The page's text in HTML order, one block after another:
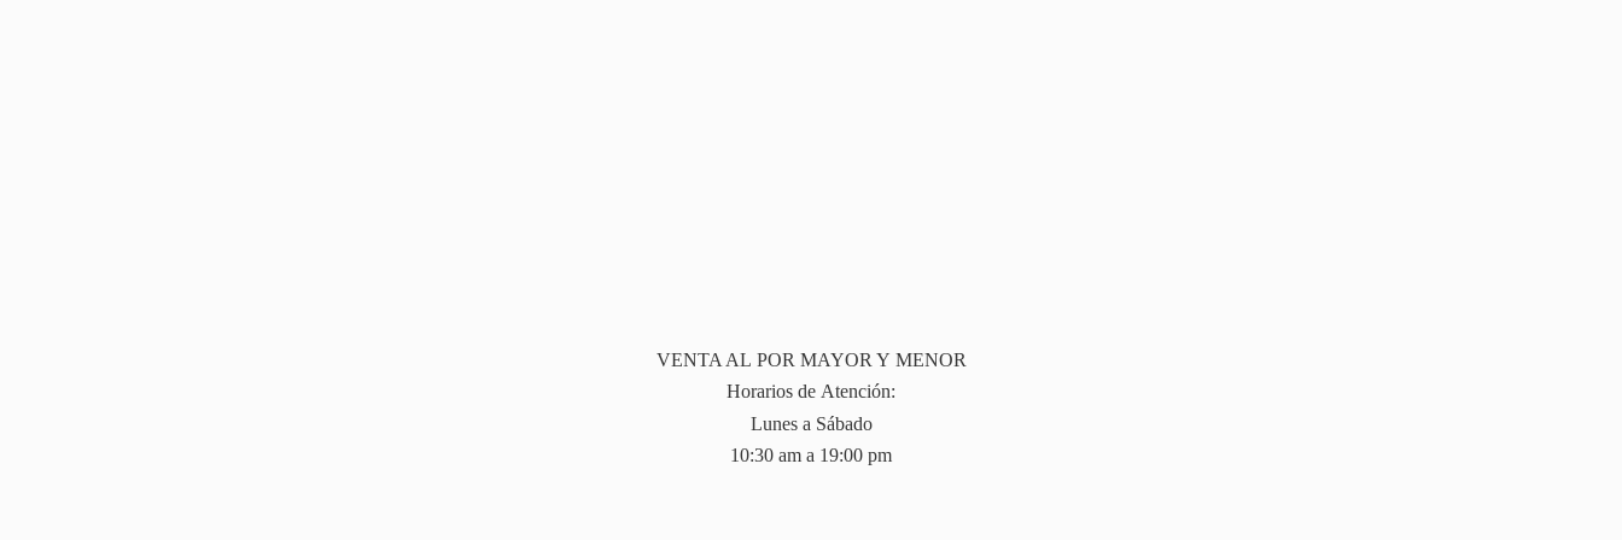
VENTA AL POR MAYOR Y MENOR
Horarios de Atención:
Lunes a Sábado
10:30 am a 19:00 pm